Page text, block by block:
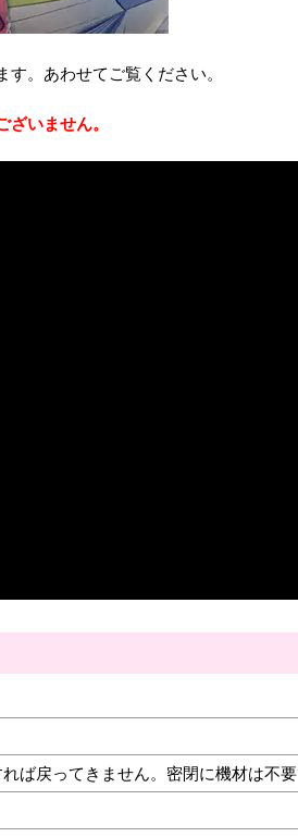
。あわせてご覧ください。
いません。
ば戻ってきません。密閉に機材は不要